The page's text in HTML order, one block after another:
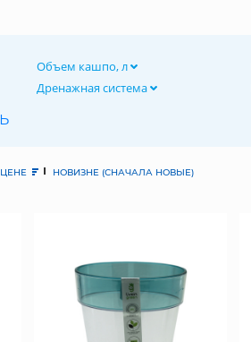
Объем кашпо, л
Дренажная система
ЦЕНЕ НОВИЗНЕ (СНАЧАЛА НОВЫЕ)